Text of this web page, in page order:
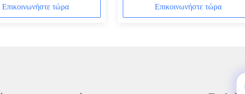
Επικοινωνήστε τώρα Επικοινωνήστε τώρα